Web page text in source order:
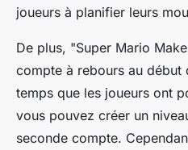
joueurs à planifier leurs
De plus, "Super Mario
compte à rebours au début
temps que les joueurs ont
vous pouvez créer un
seconde compte.